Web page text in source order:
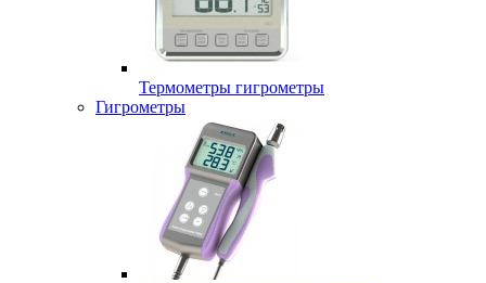
Термометры гигрометры
Гигрометры